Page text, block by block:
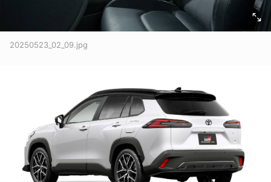
20250523_02_09.jpg